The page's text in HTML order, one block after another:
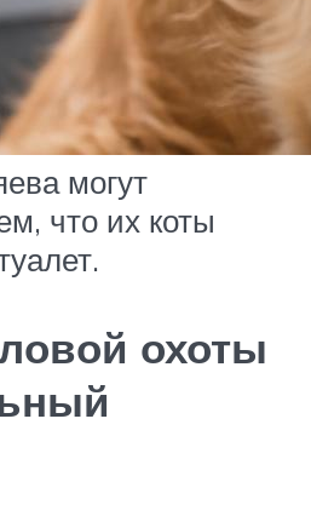
могут
что их коты
охоты